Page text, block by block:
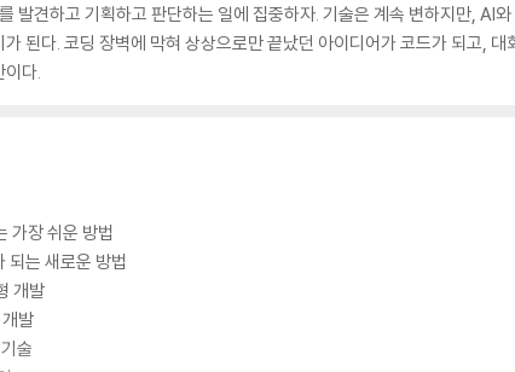
발견하고 기획하고 판단하는 일에 집중하자. 기술은 계속 변하지만, AI
된다. 코딩 장벽에 막혀 상상으로만 끝났던 아이디어가 코드가 되고,
이다.
가장 쉬운 방법
는 새로운 방법
개발
발
술